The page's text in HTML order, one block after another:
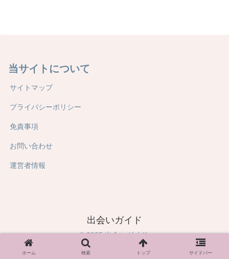
当サイトについて
サイトマップ
プライバシーポリシー
免責事項
お問い合わせ
運営者情報
出会いガイド
© 2025 出会いガイド.
ホーム 検索 トップ サイドバー